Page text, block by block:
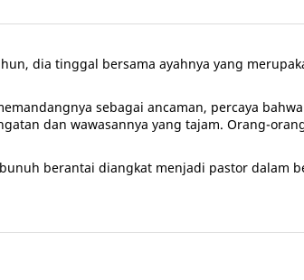
dia tinggal bersama ayahnya yang
sebagai ancaman, percaya
dan wawasannya yang tajam. Orang-
berantai diangkat menjadi pastor dalam